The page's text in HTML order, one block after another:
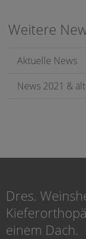
Weitere
Aktuelle News
News 2021 &
Dres.
einem Dach.